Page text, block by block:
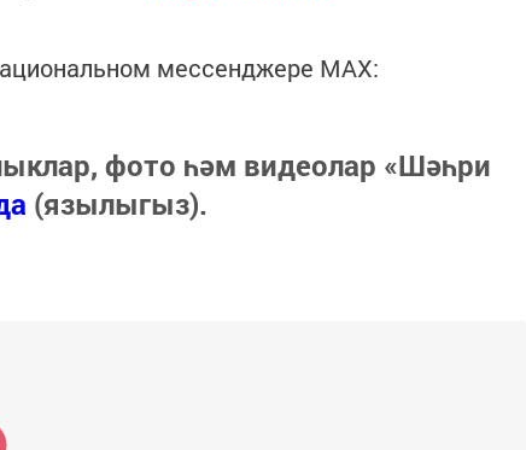
мессенджере MАХ:
фото һәм видеолар «Шәһри
(язылыгыз).